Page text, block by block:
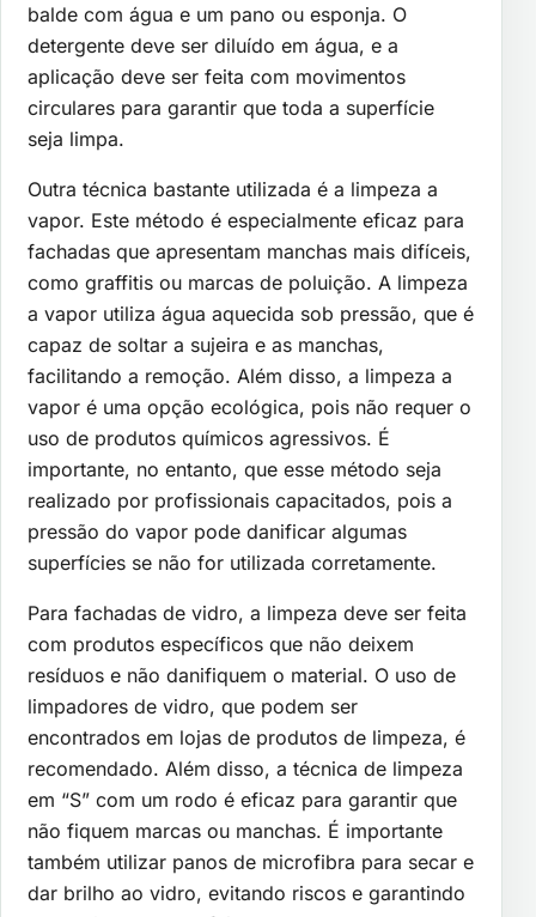
balde com água e um pano ou esponja. O
detergente deve ser diluído em água, e a
aplicação deve ser feita com movimentos
circulares para garantir que toda a superfície
seja limpa.
Outra técnica bastante utilizada é a limpeza a
vapor. Este método é especialmente eficaz para
fachadas que apresentam manchas mais difíceis,
como graffitis ou marcas de poluição. A limpeza
a vapor utiliza água aquecida sob pressão, que é
capaz de soltar a sujeira e as manchas,
facilitando a remoção. Além disso, a limpeza a
vapor é uma opção ecológica, pois não requer o
uso de produtos químicos agressivos. É
importante, no entanto, que esse método seja
realizado por profissionais capacitados, pois a
pressão do vapor pode danificar algumas
superfícies se não for utilizada corretamente.
Para fachadas de vidro, a limpeza deve ser feita
com produtos específicos que não deixem
resíduos e não danifiquem o material. O uso de
limpadores de vidro, que podem ser
encontrados em lojas de produtos de limpeza, é
recomendado. Além disso, a técnica de limpeza
em “S” com um rodo é eficaz para garantir que
não fiquem marcas ou manchas. É importante
também utilizar panos de microfibra para secar e
dar brilho ao vidro, evitando riscos e garantindo